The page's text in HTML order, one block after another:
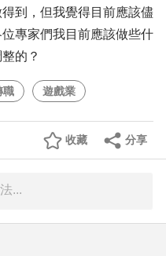
到，但我覺得目前應該儘
專家們我目前應該做些什
的？
職 遊戲業
分享
收藏